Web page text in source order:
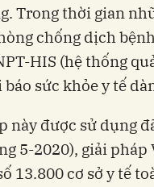
Trong thời gian
chống dịch
HIS (hệ thống
báo sức khỏe y tế
này được sử dụng
5-2020), giải pháp
13.800 cơ sở y tế